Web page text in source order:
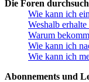
Die Foren
Wie kann ich
Weshalb
Warum
Wie kann ich
Wie kann ich
Abonnements und